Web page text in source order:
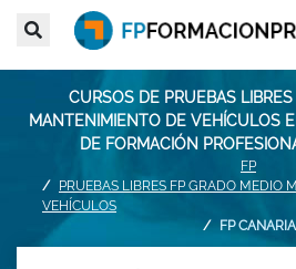
CURSOS DE PRUEBAS
MANTENIMIENTO DE VEHÍCULOS
DE FORMACIÓN
FP
PRUEBAS LIBRES FP GRADO MEDIO
VEHÍCULOS
FP